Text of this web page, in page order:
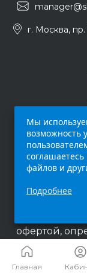
Главная
г. Москва,
ни при каких
офертой,
437 п.2
Мы
возможность
файлов и
Подробнее